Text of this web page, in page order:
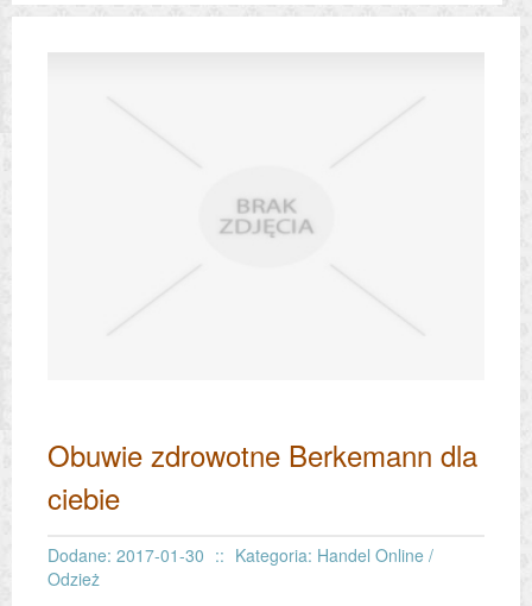
Obuwie zdrowotne Berkemann dla
ciebie
Dodane: 2017-01-30 :: Kategoria: Handel Online /
Odzież